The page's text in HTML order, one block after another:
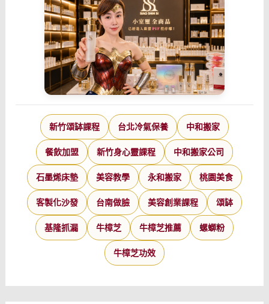
新竹頌缽課程 台北冷氣保養 中和搬家
餐飲加盟 新竹身心靈課程 中和搬家公司
石墨烯床墊 美容教學 永和搬家 桃園美食
客製化沙發 台南做臉 美容創業課程 頌缽
基隆抓漏 牛樟芝 牛樟芝推薦 螺螄粉
牛樟芝功效